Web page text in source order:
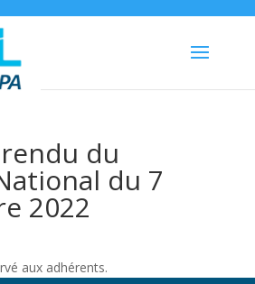
du
du 7
2022
aux adhérents.